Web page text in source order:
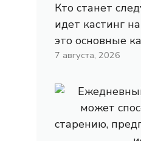
Кто станет
идет кастинг
это основные
7 августа, 2026